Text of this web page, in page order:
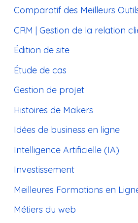
Comparatif des Meilleurs
CRM | Gestion de la relation
Édition de site
Étude de cas
Gestion de projet
Histoires de Makers
Idées de business en ligne
Intelligence Artificielle (IA)
Investissement
Meilleures Formations en
Métiers du web